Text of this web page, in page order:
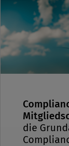
Expert:innen
rechtliche und
präsentiert RA
Neuerungen im
Drittlandtransfer
erfahren Sie im
die